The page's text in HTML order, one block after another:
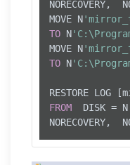
NORECOVERY,
MOVE N
TO N
MOVE N
TO N
FROM
  DISK
= N
NORECOVERY,